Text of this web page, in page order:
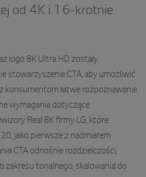
od 4K i 16-krotnie
logo 8K Ultra HD zostały
stowarzyszenie CTA, aby umożliwić
konsumentom łatwe rozpoznawanie
wymagania dotyczące
Real 8K firmy LG, które
jako pierwsze z nadmiarem
CTA odnośnie rozdzielczości,
zakresu tonalnego, skalowania do